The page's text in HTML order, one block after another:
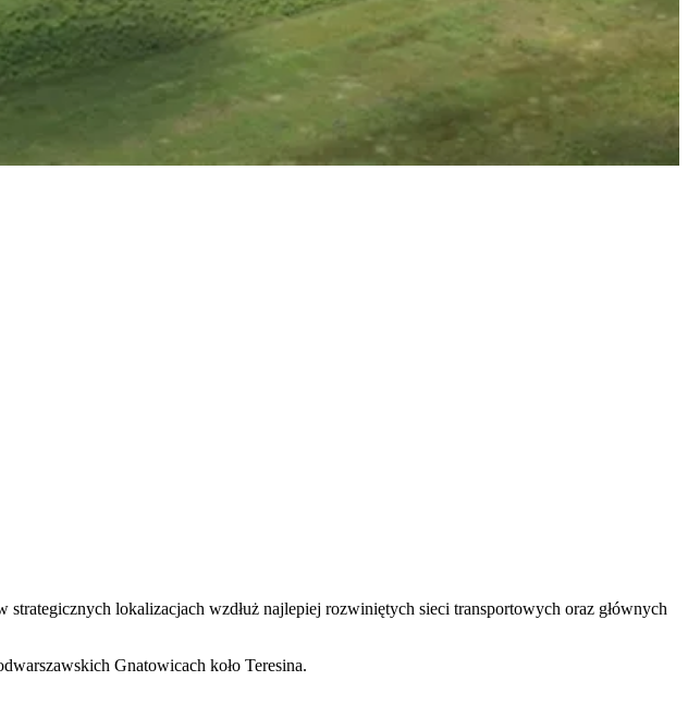
lokalizacjach wzdłuż najlepiej rozwiniętych sieci transportowych oraz głównych
Gnatowicach koło Teresina.